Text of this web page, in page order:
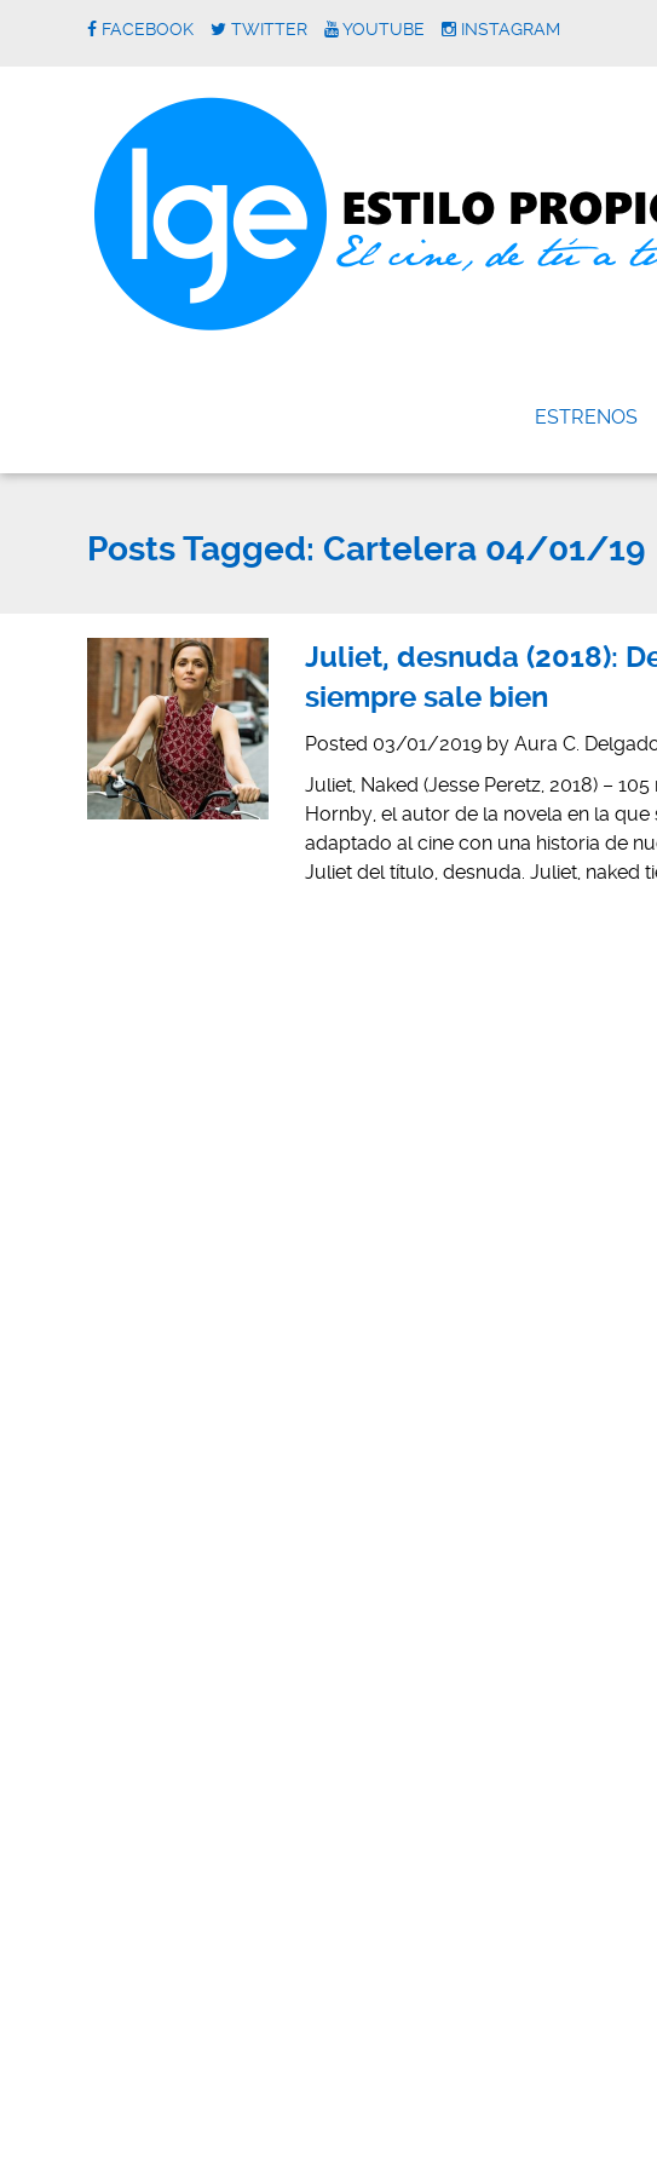
FACEBOOK TWITTER YOUTUBE INSTAGRAM
ESTRENOS
Posts Tagged: Cartelera 04/01/19
Juliet, desnuda (2018):
siempre sale bien
Posted 03/01/2019 by Aura C.
Juliet, Naked (Jesse Peretz, 2018) –
Hornby, el autor de la novela en la
adaptado al cine con una historia de
Juliet del título, desnuda. Juliet, naked